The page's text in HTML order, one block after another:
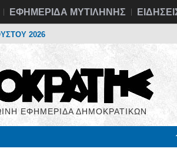
ΕΦΗΜΕΡΙΔΑ ΜΥΤΙΛΗΝΗΣ
2026
ΕΦΗΜΕΡΙΔΑ ΔΗΜΟΚΡΑΤΙΚΩΝ